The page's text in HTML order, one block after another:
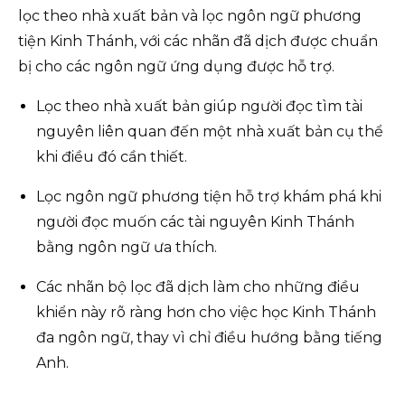
lọc theo nhà xuất bản và lọc ngôn ngữ phương
tiện Kinh Thánh, với các nhãn đã dịch được chuẩn
bị cho các ngôn ngữ ứng dụng được hỗ trợ.
Lọc theo nhà xuất bản giúp người đọc tìm tài
nguyên liên quan đến một nhà xuất bản cụ thể
khi điều đó cần thiết.
Lọc ngôn ngữ phương tiện hỗ trợ khám phá khi
người đọc muốn các tài nguyên Kinh Thánh
bằng ngôn ngữ ưa thích.
Các nhãn bộ lọc đã dịch làm cho những điều
khiển này rõ ràng hơn cho việc học Kinh Thánh
đa ngôn ngữ, thay vì chỉ điều hướng bằng tiếng
Anh.